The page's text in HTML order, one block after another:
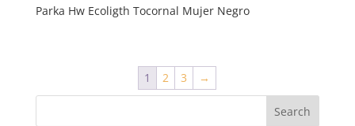
Parka Hw Ecoligth Tocornal Mujer Negro
1 2 3 →
Search